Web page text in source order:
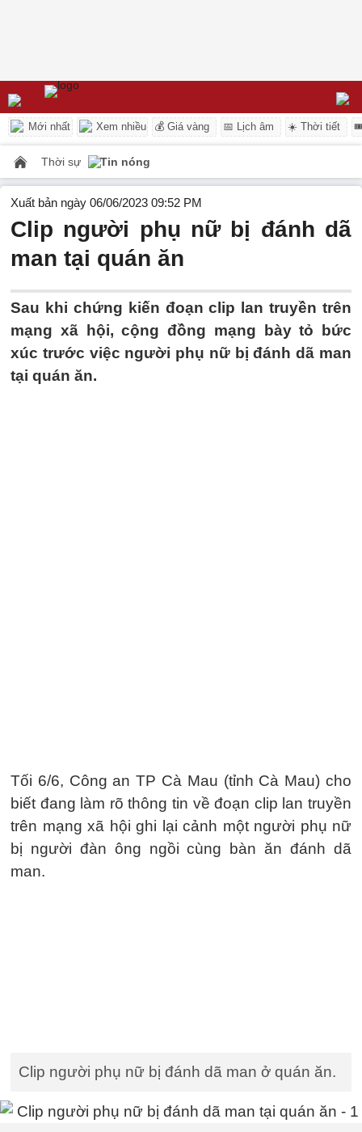
Mới nhất Xem nhiều 💰 Giá vàng 📅 Lịch âm ☀️ Thời tiết
Thời sự Tin nóng
Xuất bản ngày 06/06/2023 09:52 PM
Clip người phụ nữ bị đánh dã
man tại quán ăn
Sau khi chứng kiến đoạn clip lan truyền trên
mạng xã hội, cộng đồng mạng bày tỏ bức
xúc trước việc người phụ nữ bị đánh dã man
tại quán ăn.
Tối 6/6, Công an TP Cà Mau (tỉnh Cà Mau) cho
biết đang làm rõ thông tin về đoạn clip lan truyền
trên mạng xã hội ghi lại cảnh một người phụ nữ
bị người đàn ông ngồi cùng bàn ăn đánh dã
man.
Clip người phụ nữ bị đánh dã man ở quán ăn.